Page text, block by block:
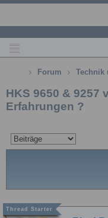
Forum Technik
HKS 9650 & 9257
Erfahrungen ?